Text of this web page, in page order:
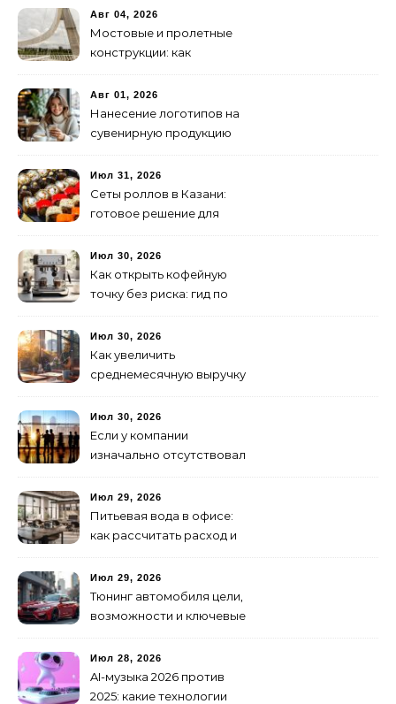
Авг 04, 2026
Мостовые и пролетные
конструкции: как
изготовление и поставку
Авг 01, 2026
Нанесение логотипов на
сувенирную продукцию
Июл 31, 2026
Сеты роллов в Казани:
готовое решение для
друзьями
Июл 30, 2026
Как открыть кофейную
точку без риска: гид по
Июл 30, 2026
Как увеличить
среднемесячную выручку
лишних затрат
Июл 30, 2026
Если у компании
изначально отсутствовал
как не утонуть в хаосе
Июл 29, 2026
Питьевая вода в офисе:
как рассчитать расход и
Июл 29, 2026
Тюнинг автомобиля цели,
возможности и ключевые
транспортных средств
Июл 28, 2026
AI-музыка 2026 против
2025: какие технологии